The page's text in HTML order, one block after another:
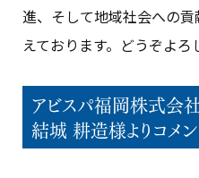
進、そして地域社会への
えております。どうぞよろ
アビスパ福岡株式
結城 耕造様よりコメン